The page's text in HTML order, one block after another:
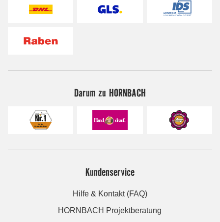
Darum zu HORNBACH
Kundenservice
Hilfe & Kontakt (FAQ)
HORNBACH Projektberatung